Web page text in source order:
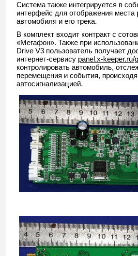
Система также интегрируется в
интерфейс для отображения места
автомобиля и его трека.
В комплект входит контракт с
«Мегафон». Также при
Drive V3 пользователь получает
интернет-сервису panel.x-keeper.ru/
контролировать автомобиль,
перемещения и события,
автосигнализацией.